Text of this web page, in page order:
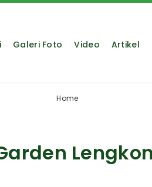
Galeri Foto Video Artikel
Home